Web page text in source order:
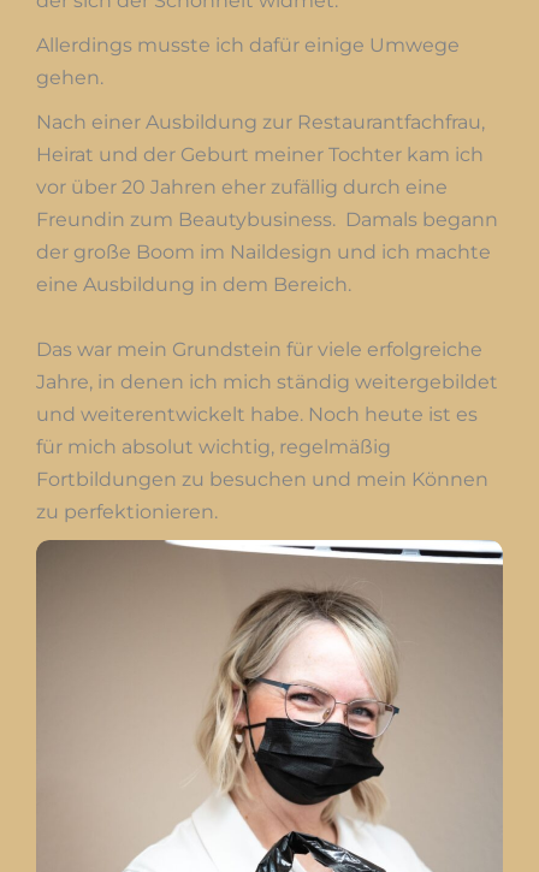
Allerdings musste ich dafür einige Umwege
gehen.
Nach einer Ausbildung zur Restaurantfachfrau,
Heirat und der Geburt meiner Tochter kam ich
vor über 20 Jahren eher zufällig durch eine
Freundin zum Beautybusiness. Damals begann
der große Boom im Naildesign und ich machte
eine Ausbildung in dem Bereich.
Das war mein Grundstein für viele erfolgreiche
Jahre, in denen ich mich ständig weitergebildet
und weiterentwickelt habe. Noch heute ist es
für mich absolut wichtig, regelmäßig
Fortbildungen zu besuchen und mein Können
zu perfektionieren.